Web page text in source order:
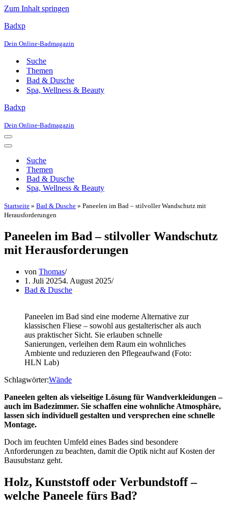
Zum Inhalt springen
Badxp
Dein Online-Badmagazin
Suche
Themen
Bad & Dusche
Spa, Wellness & Beauty
Badxp
Dein Online-Badmagazin
Navigationsmenü
Navigationsmenü
Suche
Themen
Bad & Dusche
Spa, Wellness & Beauty
Startseite » Bad & Dusche » Paneelen im Bad – stilvoller Wandschutz mit
Herausforderungen
Paneelen im Bad – stilvoller Wandschutz
mit Herausforderungen
von Thomas
1. Juli 20254. August 2025
Bad & Dusche
Paneelen im Bad sind eine moderne Alternative zur
klassischen Fliese – sowohl aus gestalterischer als auch
aus praktischer Sicht. Sie erlauben schnelle
Sanierungen, verleihen dem Raum ein wohnliches
Ambiente und reduzieren den Pflegeaufwand (Foto:
HLN Lab)
Schlagwörter:Wände
Paneelen gelten als vielseitige Lösung für Wandverkleidungen –
auch im Badezimmer. Sie schaffen eine wohnliche Atmosphäre,
lassen sich individuell gestalten und versprechen eine schnelle
Montage.
Doch im feuchten Umfeld eines Bades sind besondere
Anforderungen zu beachten, damit die Optik nicht auf Kosten der
Bausubstanz geht.
Holz, Kunststoff oder Verbundstoff –
welche Paneele fürs Bad?